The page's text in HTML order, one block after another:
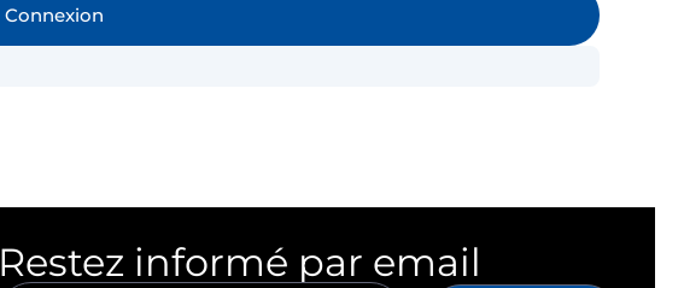
Connexion
Restez informé par email